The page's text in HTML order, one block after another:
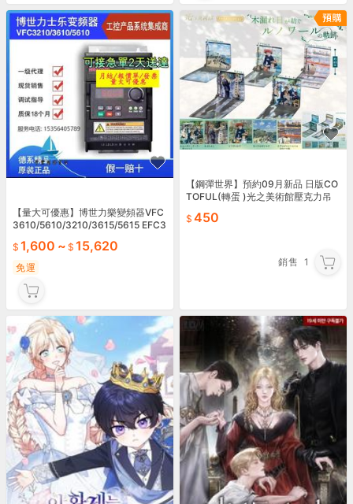
【量大可優惠】博世力樂變頻器VFC
3610/5610/3210/3615/5615 EFC3
1,600 ~ 15,620
免運
【鋼彈世界】預約09月新品 日版CO
TOFUL(轉蛋 )光之美術館壓克力吊
450
銷售 1